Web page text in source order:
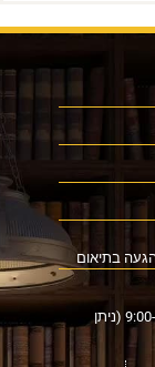
בני ברק. ההגעה בתיאום
שעות פעילות שירות הלקוחות: א'-ה' 9:00-15:00 (ניתן